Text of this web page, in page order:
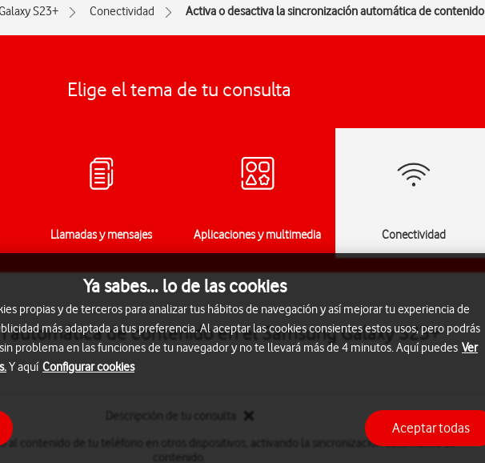
S23+ Conectividad Activa o desactiva la sincronización automática de contenido
Elige el tema de tu consulta
Llamadas y mensajes Aplicaciones y multimedia Conectividad
de contenido en el Samsung Galaxy S23+
al contenido de tu teléfono en otros dispositivos, activando la sincronización automática de
Ya sabes... lo de las cookies
propias y de terceros para analizar tus hábitos de navegación y así mejorar tu experiencia de
más adaptada a tus preferencia. Al aceptar las cookies consientes estos usos, pero podrás
problema en las funciones de tu navegador y no te llevará más de 4 minutos. Aquí puedes Ver
Y aquí Configurar cookies
Aceptar todas